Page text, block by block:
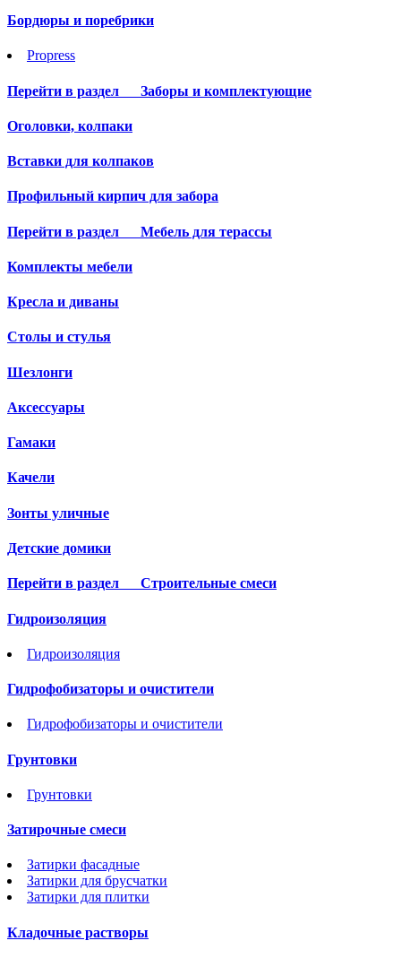
Бордюры и поребрики
Propress
Перейти в раздел Заборы и комплектующие
Оголовки, колпаки
Вставки для колпаков
Профильный кирпич для забора
Перейти в раздел Мебель для терассы
Комплекты мебели
Кресла и диваны
Столы и стулья
Шезлонги
Аксессуары
Гамаки
Качели
Зонты уличные
Детские домики
Перейти в раздел Строительные смеси
Гидроизоляция
Гидроизоляция
Гидрофобизаторы и очистители
Гидрофобизаторы и очистители
Грунтовки
Грунтовки
Затирочные смеси
Затирки фасадные
Затирки для брусчатки
Затирки для плитки
Кладочные растворы